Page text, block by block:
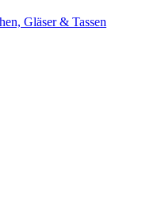
Gläser & Tassen